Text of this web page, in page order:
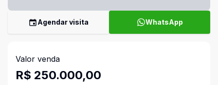
Agendar visita WhatsApp
Valor venda
R$ 250.000,00